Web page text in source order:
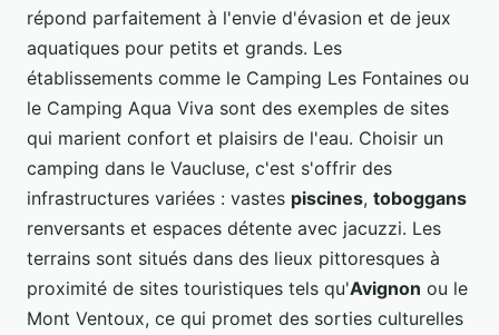
répond parfaitement à l'envie d'évasion et de jeux
aquatiques pour petits et grands. Les
établissements comme le Camping Les Fontaines ou
le Camping Aqua Viva sont des exemples de sites
qui marient confort et plaisirs de l'eau. Choisir un
camping dans le Vaucluse, c'est s'offrir des
infrastructures variées : vastes piscines, toboggans
renversants et espaces détente avec jacuzzi. Les
terrains sont situés dans des lieux pittoresques à
proximité de sites touristiques tels qu'Avignon ou le
Mont Ventoux, ce qui promet des sorties culturelles